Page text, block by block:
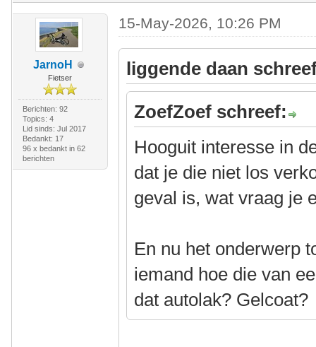
JarnoH
Fietser
Berichten: 92
Topics: 4
Lid sinds: Jul 2017
Bedankt: 17
96 x bedankt in 62
berichten
15-May-2026, 10:26 PM
liggende daan
ZoefZoef schreef:
Hooguit interesse in
dat je die niet los
geval is, wat vraag je
En nu het onderwerp
iemand hoe die van
dat autolak? Gelcoat?